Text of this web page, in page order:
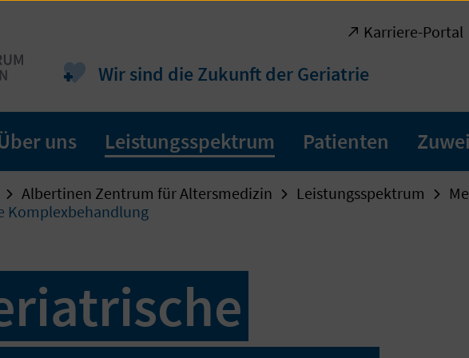
Wir sind die Zukunft der Geriatrie
Karriere-Portal
uns Leistungsspektrum Patienten
Albertinen Zentrum für Altersmedizin Leistungsspektrum
Komplexbehandlung